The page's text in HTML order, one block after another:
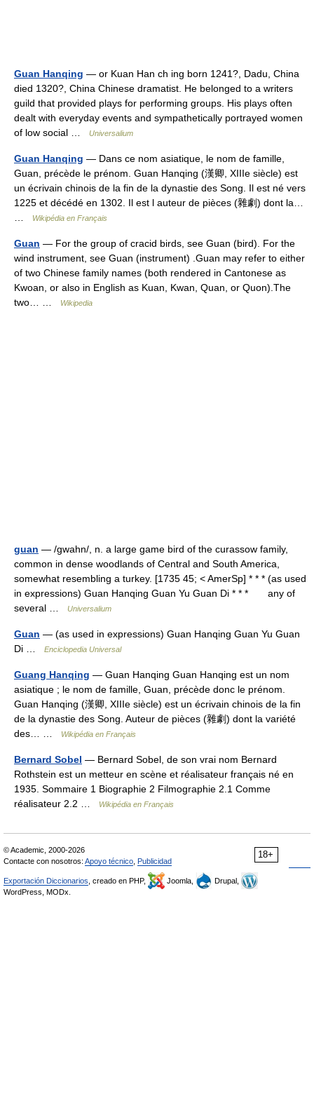
Guan Hanqing — or Kuan Han ch ing born 1241?, Dadu, China
died 1320?, China Chinese dramatist. He belonged to a writers
guild that provided plays for performing groups. His plays often
dealt with everyday events and sympathetically portrayed women
of low social …
Universalium
Guan Hanqing — Dans ce nom asiatique, le nom de famille,
Guan, précède le prénom. Guan Hanqing (漢卿, XIIIe siècle) est
un écrivain chinois de la fin de la dynastie des Song. Il est né vers
1225 et décédé en 1302. Il est l auteur de pièces (雜劇) dont la…
Wikipédia en Français
Guan — For the group of cracid birds, see Guan (bird). For the
wind instrument, see Guan (instrument) .Guan may refer to either
of two Chinese family names (both rendered in Cantonese as
Kwoan, or also in English as Kuan, Kwan, Quan, or Quon).The
two… …
Wikipedia
guan — /gwahn/, n. a large game bird of the curassow family,
common in dense woodlands of Central and South America,
somewhat resembling a turkey. [1735 45; < AmerSp] * * * (as used
in expressions) Guan Hanqing Guan Yu Guan Di * * * any of
several …
Universalium
Guan — (as used in expressions) Guan Hanqing Guan Yu Guan
Di …
Enciclopedia Universal
Guang Hanqing — Guan Hanqing Guan Hanqing est un nom
asiatique ; le nom de famille, Guan, précède donc le prénom.
Guan Hanqing (漢卿, XIIIe siècle) est un écrivain chinois de la fin
de la dynastie des Song. Auteur de pièces (雜劇) dont la variété
des… …
Wikipédia en Français
Bernard Sobel — Bernard Sobel, de son vrai nom Bernard
Rothstein est un metteur en scène et réalisateur français né en
1935. Sommaire 1 Biographie 2 Filmographie 2.1 Comme
réalisateur 2.2 …
Wikipédia en Français
18+
© Academic, 2000-2026
Contacte con nosotros: Apoyo técnico Publicidad
Exportación Diccionarios , creado en PHP, Joomla,
Drupal,
WordPress, MODx.